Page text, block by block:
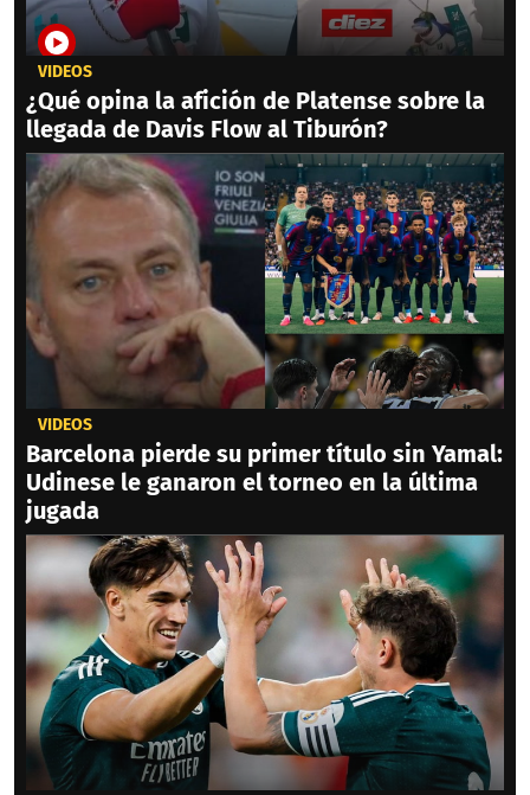
VIDEOS
¿Qué opina la afición de Platense sobre la
llegada de Davis Flow al Tiburón?
VIDEOS
Barcelona pierde su primer título sin Yamal:
Udinese le ganaron el torneo en la última
jugada